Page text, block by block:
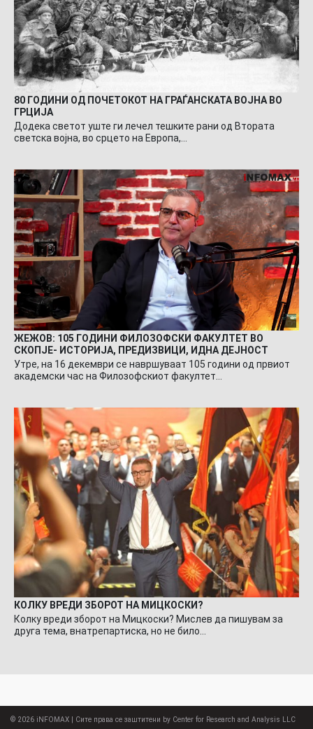
80 ГОДИНИ ОД ПОЧЕТОКОТ НА ГРАЃАНСКАТА ВОЈНА ВО
ГРЦИЈА
Додека светот уште ги лечел тешките рани од Втората
светска војна, во срцето на Европа,…
ЖЕЖОВ: 105 ГОДИНИ ФИЛОЗОФСКИ ФАКУЛТЕТ ВО
СКОПЈЕ- ИСТОРИЈА, ПРЕДИЗВИЦИ, ИДНА ДЕЈНОСТ
Утре, на 16 декември се навршуваат 105 години од првиот
академски час на Филозофскиот факултет…
КОЛКУ ВРЕДИ ЗБОРОТ НА МИЦКОСКИ?
Колку вреди зборот на Мицкоски? Мислев да пишувам за
друга тема, внатрепартиска, но не било…
© 2026 iNFOMAX | Сите права се заштитени by Center for Research and Analysis LLC